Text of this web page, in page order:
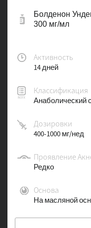
Болденон
300 мг/мл
Активность
14 дней
Классификация
Анаболический
Дозировки
400-1000 мг/нед
Проявление
Редко
Основа
На масляной